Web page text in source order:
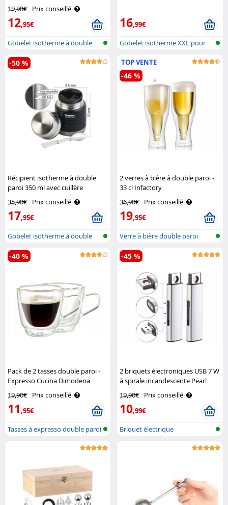
19,90€ Prix conseillé
12,95€
Gobelet isotherme à double
paroi
16,99€
Gobelet isotherme XXL pour
Récipient isotherme à double
paroi 350 ml avec cuillère
35,90€ Prix conseillé
17,95€
-50 %
Gobelet isotherme à double
paroi po..
TOP VENTE
2 verres à bière à double paroi -
33 cl Infactory
36,90€ Prix conseillé
19,95€
-46 %
Verre à bière double paroi
Pack de 2 tasses double paroi -
Expresso Cucina Dimodena
19,90€ Prix conseillé
11,95€
-40 %
Tasses à expresso double paroi
2 briquets électroniques USB 7 W
à spirale incandescente Pearl
19,90€ Prix conseillé
10,99€
-45 %
Briquet électrique